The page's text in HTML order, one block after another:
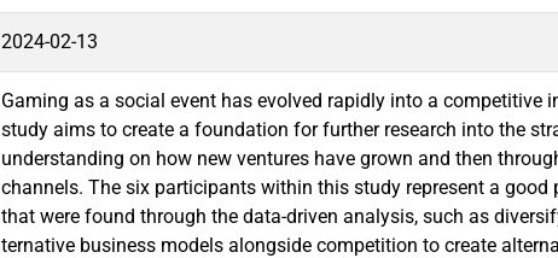
2024-02-13
Gaming as a social event has evolved rapidly into a
study aims to create a foundation for further research into the
understanding on how new ventures have grown and then
channels. The six participants within this study represent a
that were found through the data-driven analysis, such as
ternative business models alongside competition to create